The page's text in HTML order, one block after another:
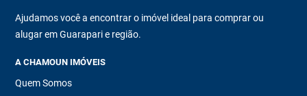
Ajudamos você a encontrar o imóvel ideal para comprar ou
alugar em Guarapari e região.
A CHAMOUN IMÓVEIS
Quem Somos